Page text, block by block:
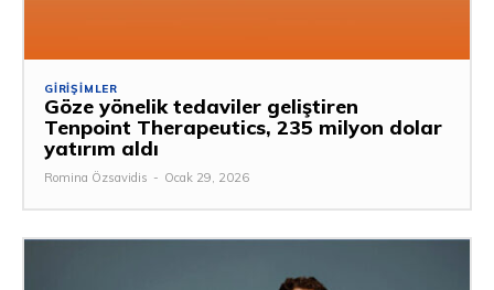
GIRIŞIMLER
Göze yönelik tedaviler geliştiren
Tenpoint Therapeutics, 235 milyon dolar
yatırım aldı
Romina Özsavidis - Ocak 29, 2026